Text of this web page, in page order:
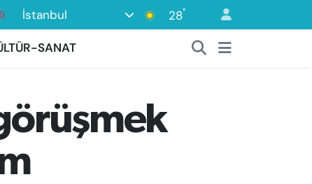
İstanbul 28°
SANAT